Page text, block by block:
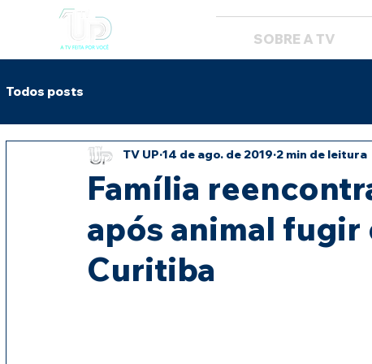
SOBRE A TV
Todos posts
Família
após animal fugir
Curitiba
TV UP 14 de ago. de 2019 2 min de leitura